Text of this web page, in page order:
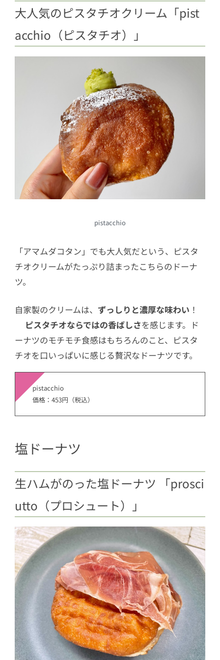
大人気のピスタチオクリーム「pist
acchio（ピスタチオ）」
pistacchio
「アマムダコタン」でも大人気だという、ピスタ
チオクリームがたっぷり詰まったこちらのドーナ
ツ。
自家製のクリームは、 ずっしりと濃厚な味わい ！
ピスタチオならではの香ばしさを感じます。ド
ーナツのモチモチ食感はもちろんのこと、ピスタ
チオを口いっぱいに感じる贅沢なドーナツです。
pistacchio
価格：453円（税込）
塩ドーナツ
生ハムがのった塩ドーナツ 「prosci
utto（プロシュート）」